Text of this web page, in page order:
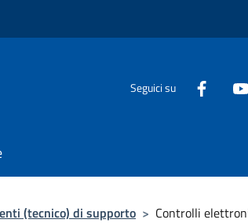
Seguici su
(tecnico) di supporto > Controlli